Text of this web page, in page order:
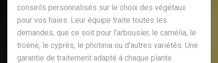
conseils personnalisés sur le choix des végétaux
pour vos haies. Leur équipe traite toutes les
demandes, que ce soit pour l'arbousier, le camélia, le
troène, le cyprès, le photinia ou d'autres variétés. Une
garantie de traitement adapté à chaque plante.